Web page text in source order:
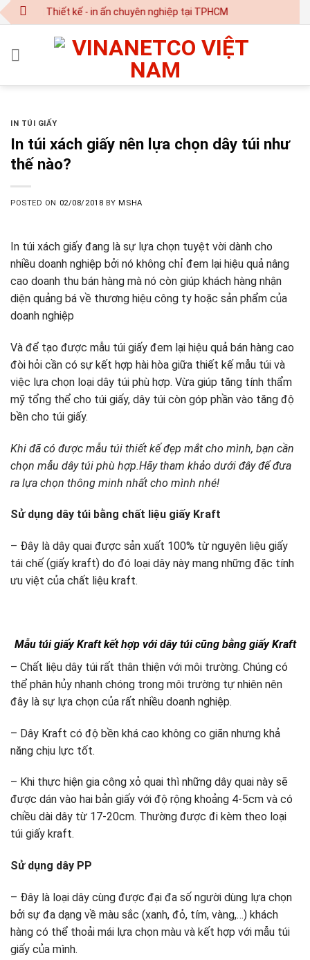
Skip
to
| Thiết kế - in ấn chuyên nghiệp tại TPHCM
IN TÚI GIẤY
In túi xách giấy nên lựa chọn dây túi như
thế nào?
POSTED ON 02/08/2018 BYMSHA
In túi xách giấy đang là sự lựa chọn tuyệt vời dành cho
nhiều doanh nghiệp bởi nó không chỉ đem lại hiệu quả nâng
cao doanh thu bán hàng mà nó còn giúp khách hàng nhận
diện quảng bá về thương hiệu công ty hoặc sản phẩm của
doanh nghiệp
Và để tạo được mẫu túi giấy đem lại hiệu quả bán hàng cao
đòi hỏi cần có sự kết hợp hài hòa giữa thiết kế mẫu túi và
việc lựa chọn loại dây túi phù hợp. Vừa giúp tăng tính thẩm
mỹ tổng thể cho túi giấy, dây túi còn góp phần vào tăng độ
bền cho túi giấy.
Khi đã có được mẫu túi thiết kế đẹp mắt cho mình, bạn cần
chọn mẫu dây túi phù hợp.Hãy tham khảo dưới đây để đưa
ra lựa chọn thông minh nhất cho mình nhé!
Sử dụng dây túi bằng chất liệu giấy Kraft
– Đây là dây quai được sản xuất 100% từ nguyên liệu giấy
tái chế (giấy kraft) do đó loại dây này mang những đặc tính
ưu việt của chất liệu kraft.
Mẫu túi giấy Kraft kết hợp với dây túi cũng bằng giấy Kraft
– Chất liệu dây túi rất thân thiện với môi trường. Chúng có
thể phân hủy nhanh chóng trong môi trường tự nhiên nên
đây là sự lựa chọn của rất nhiều doanh nghiệp.
– Dây Kraft có độ bền khá cao không co giãn nhưng khả
năng chịu lực tốt.
– Khi thực hiện gia công xỏ quai thì những dây quai này sẽ
được dán vào hai bản giấy với độ rộng khoảng 4-5cm và có
chiều dài dây từ 17-20cm. Thường được đi kèm theo loại
túi giấy kraft.
Sử dụng dây PP
– Đây là loại dây cùng được đại đa số người dùng lựa chọn
bởi sự đa dạng về màu sắc (xanh, đỏ, tím, vàng,…) khách
hàng có thể thoải mái lựa chọn màu và kết hợp với mẫu túi
giấy của mình.